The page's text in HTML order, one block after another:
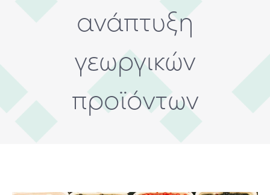
ανάπτυξη
γεωργικών
προϊόντων